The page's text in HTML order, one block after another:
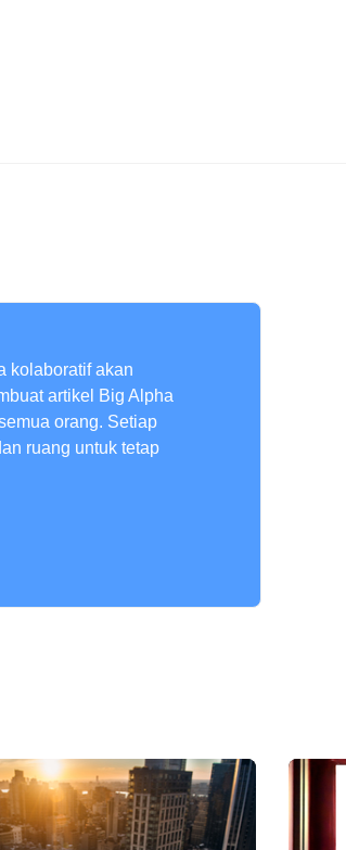
kolaboratif akan
artikel Big Alpha
orang. Setiap
ruang untuk tetap